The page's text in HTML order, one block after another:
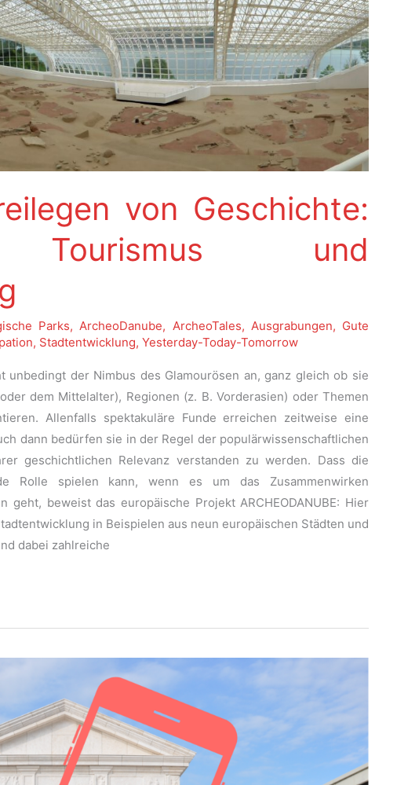
von Geschichte:
Tourismus und
Parks,ArcheoDanube, ArcheoTales, Ausgrabungen, Gute
, Stadtentwicklung, Yesterday-Today-Tomorrow
unbedingt der Nimbus des Glamourösen an, ganz gleich ob sie
dem Mittelalter), Regionen (z. B. Vorderasien) oder Themen
Allenfalls spektakuläre Funde erreichen zeitweise eine
dann bedürfen sie in der Regel der populärwissenschaftlichen
geschichtlichen Relevanz verstanden zu werden. Dass die
Rolle spielen kann, wenn es um das Zusammenwirken
geht, beweist das europäische Projekt ARCHEODANUBE: Hier
in Beispielen aus neun europäischen Städten und
dabei zahlreiche